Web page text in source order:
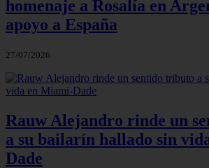
homenaje a Rosalía en
apoyo a España
27/07/2026
Rauw Alejandro rinde un
a su bailarín hallado sin
Dade